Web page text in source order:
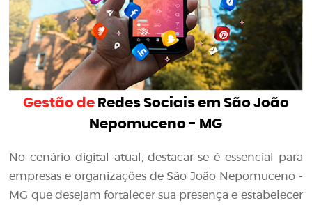
Gestão deRedes Sociais em São João
Nepomuceno - MG
No cenário digital atual, destacar-se é essencial para
empresas e organizações de São João Nepomuceno -
MG que desejam fortalecer sua presença e estabelecer